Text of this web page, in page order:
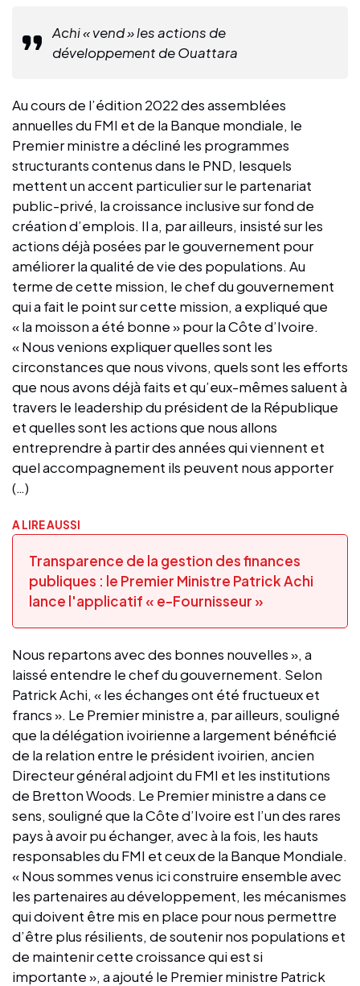
Achi « vend » les actions de
développement de Ouattara
Au cours de l’édition 2022 des assemblées
annuelles du FMI et de la Banque mondiale, le
Premier ministre a décliné les programmes
structurants contenus dans le PND, lesquels
mettent un accent particulier sur le partenariat
public-privé, la croissance inclusive sur fond de
création d’emplois. Il a, par ailleurs, insisté sur les
actions déjà posées par le gouvernement pour
améliorer la qualité de vie des populations. Au
terme de cette mission, le chef du gouvernement
qui a fait le point sur cette mission, a expliqué que
« la moisson a été bonne » pour la Côte d’Ivoire.
« Nous venions expliquer quelles sont les
circonstances que nous vivons, quels sont les efforts
que nous avons déjà faits et qu’eux-mêmes saluent à
travers le leadership du président de la République
et quelles sont les actions que nous allons
entreprendre à partir des années qui viennent et
quel accompagnement ils peuvent nous apporter
(…)
A LIRE AUSSI
Transparence de la gestion des finances
publiques : le Premier Ministre Patrick Achi
lance l'applicatif « e-Fournisseur »
Nous repartons avec des bonnes nouvelles », a
laissé entendre le chef du gouvernement. Selon
Patrick Achi, « les échanges ont été fructueux et
francs ». Le Premier ministre a, par ailleurs, souligné
que la délégation ivoirienne a largement bénéficié
de la relation entre le président ivoirien, ancien
Directeur général adjoint du FMI et les institutions
de Bretton Woods. Le Premier ministre a dans ce
sens, souligné que la Côte d’Ivoire est l’un des rares
pays à avoir pu échanger, avec à la fois, les hauts
responsables du FMI et ceux de la Banque Mondiale.
« Nous sommes venus ici construire ensemble avec
les partenaires au développement, les mécanismes
qui doivent être mis en place pour nous permettre
d’être plus résilients, de soutenir nos populations et
de maintenir cette croissance qui est si
importante », a ajouté le Premier ministre Patrick